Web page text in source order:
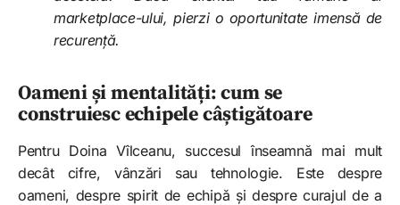
marketplace-ului, pierzi o oportunitate imensă de
recurență.
Oameni și mentalități: cum se
construiesc echipele câștigătoare
Pentru Doina Vîlceanu, succesul înseamnă mai mult
decât cifre, vânzări sau tehnologie. Este despre
oameni, despre spirit de echipă și despre curajul de a